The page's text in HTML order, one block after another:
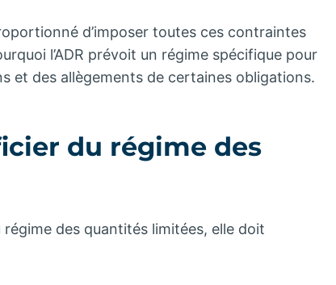
d’imposer toutes ces contraintes
l’ADR prévoit un régime spécifique pour
et des allègements de certaines obligations.
du régime des
régime des quantités limitées, elle doit